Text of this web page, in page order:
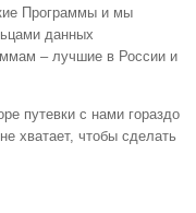
Программы и мы
данных
– лучшие в России и
путевки с нами гораздо
хватает, чтобы сделать